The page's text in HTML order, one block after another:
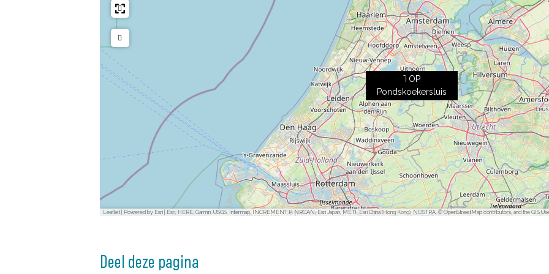
TOP
Pondskoekersluis
Leaflet Powered by Esri | Esri, HERE, Garmin, USGS, Intermap, INCREMENT P, NRCAN, Esri Japan, METI, Esri China (Hong Kong), NOSTRA, © OpenStreetMap contributors, and the GIS
Deel deze pagina